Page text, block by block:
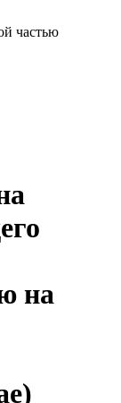
частью
на